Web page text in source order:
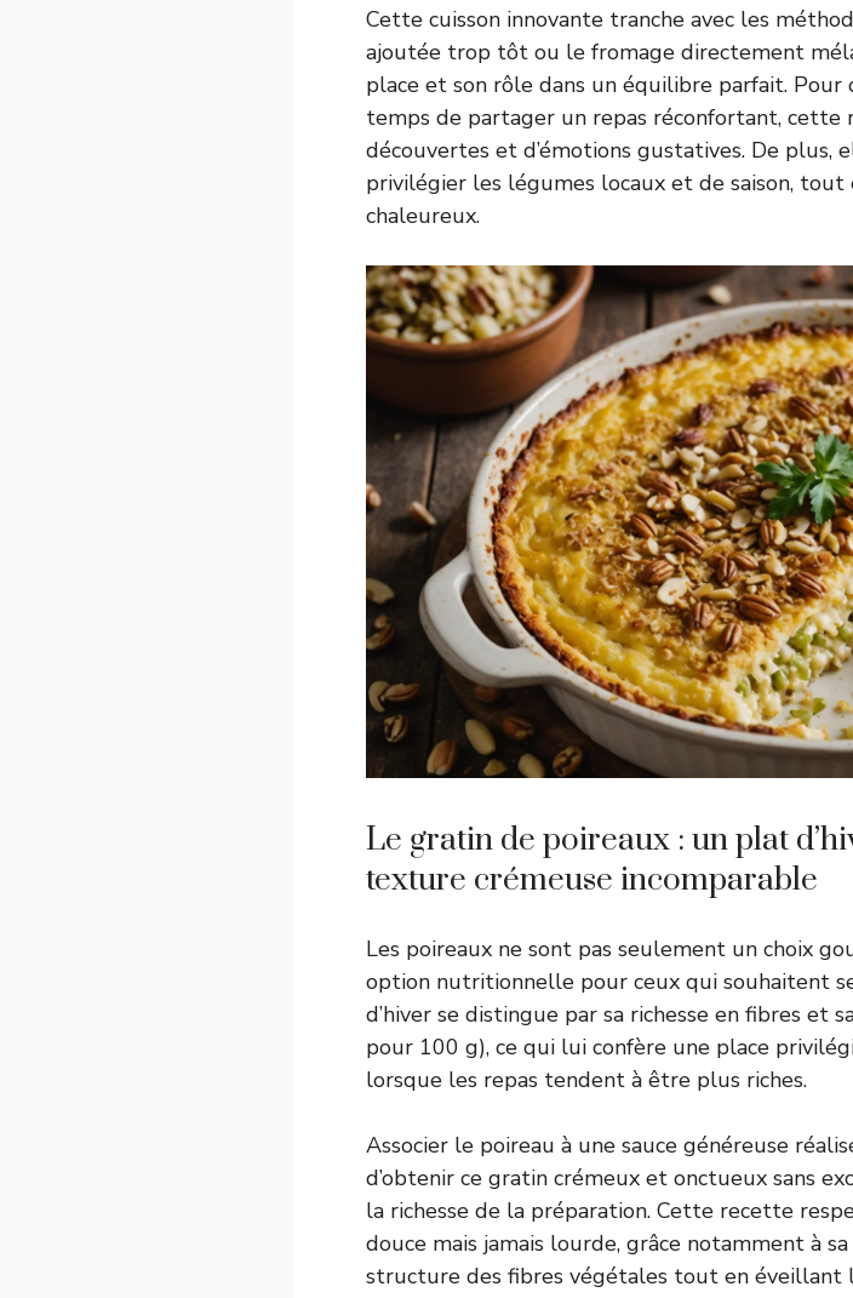
Cette cuisson innovante tranche avec les
ajoutée trop tôt ou le fromage directement
place et son rôle dans un équilibre parfait.
temps de partager un repas réconfortant,
découvertes et d’émotions gustatives. De plus,
privilégier les légumes locaux et de saison,
chaleureux.
Le gratin de poireaux : un plat
texture crémeuse incomparable
Les poireaux ne sont pas seulement un choix
option nutritionnelle pour ceux qui souhaitent
d’hiver se distingue par sa richesse en fibres et
pour 100 g), ce qui lui confère une place
lorsque les repas tendent à être plus riches.
Associer le poireau à une sauce généreuse
d’obtenir ce gratin crémeux et onctueux sans
la richesse de la préparation. Cette recette
douce mais jamais lourde, grâce notamment à
structure des fibres végétales tout en éveillant